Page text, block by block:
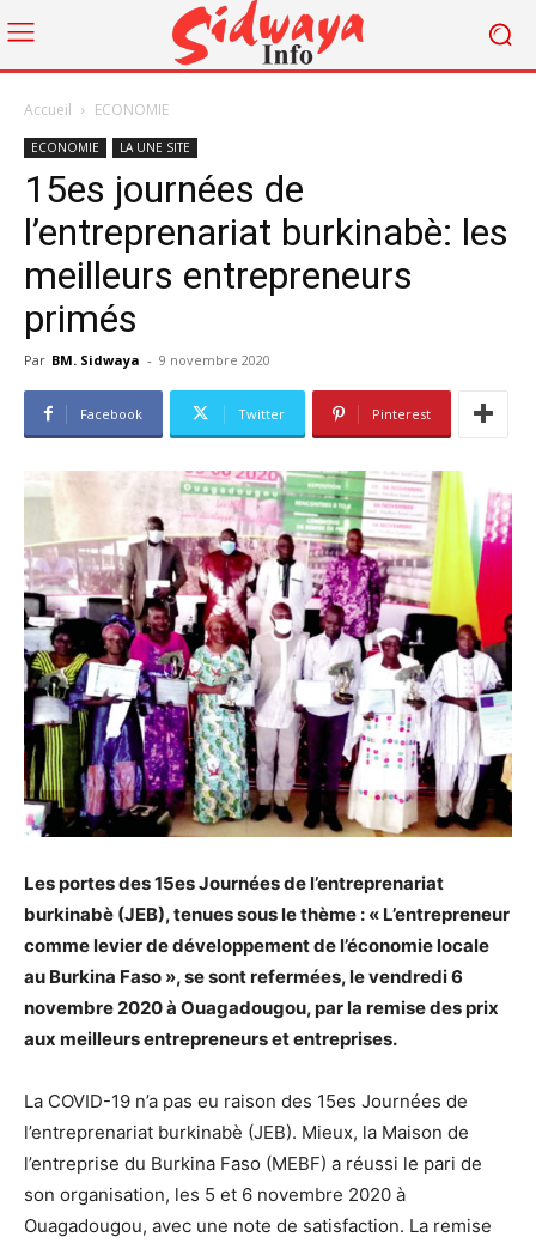
Accueil ECONOMIE
ECONOMIE LA UNE SITE
15es journées de
l’entreprenariat burkinabè: les
meilleurs entrepreneurs
primés
Par BM. Sidwaya - 9 novembre 2020
Facebook Twitter Pinterest
Les portes des 15es Journées de l’entreprenariat
burkinabè (JEB), tenues sous le thème : « L’entrepreneur
comme levier de développement de l’économie locale
au Burkina Faso », se sont refermées, le vendredi 6
novembre 2020 à Ouagadougou, par la remise des prix
aux meilleurs entrepreneurs et entreprises.
La COVID-19 n’a pas eu raison des 15es Journées de
l’entreprenariat burkinabè (JEB). Mieux, la Maison de
l’entreprise du Burkina Faso (MEBF) a réussi le pari de
son organisation, les 5 et 6 novembre 2020 à
Ouagadougou, avec une note de satisfaction. La remise